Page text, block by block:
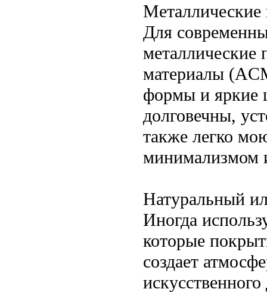
Для
материалы
формы и яркие
долговечны,
также легко
минимализмом
Натуральный
Иногда
которые
создает